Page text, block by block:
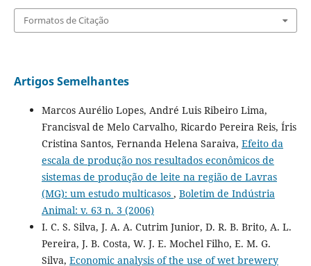
Formatos de Citação
Artigos Semelhantes
Marcos Aurélio Lopes, André Luis Ribeiro Lima,
Francisval de Melo Carvalho, Ricardo Pereira Reis, Íris
Cristina Santos, Fernanda Helena Saraiva, Efeito da
escala de produção nos resultados econômicos de
sistemas de produção de leite na região de Lavras
(MG): um estudo multicasos , Boletim de Indústria
Animal: v. 63 n. 3 (2006)
I. C. S. Silva, J. A. A. Cutrim Junior, D. R. B. Brito, A. L.
Pereira, J. B. Costa, W. J. E. Mochel Filho, E. M. G.
Silva, Economic analysis of the use of wet brewery